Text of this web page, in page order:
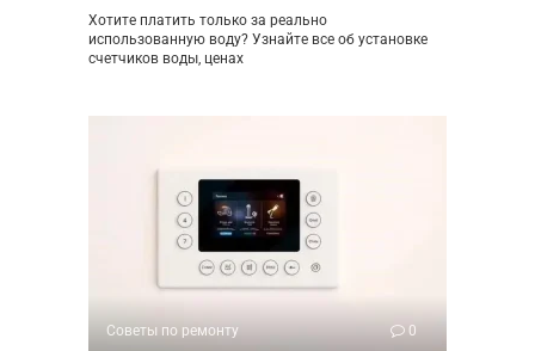
Хотите платить только за реально
использованную воду? Узнайте все об установке
счетчиков воды, ценах
Советы по ремонту 0